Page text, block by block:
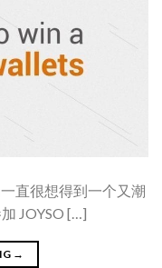
直很想得到一个又潮
JOYSO […]
→